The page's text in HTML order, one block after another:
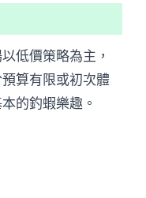
低價策略為主，
算有限或初次體
的釣蝦樂趣。